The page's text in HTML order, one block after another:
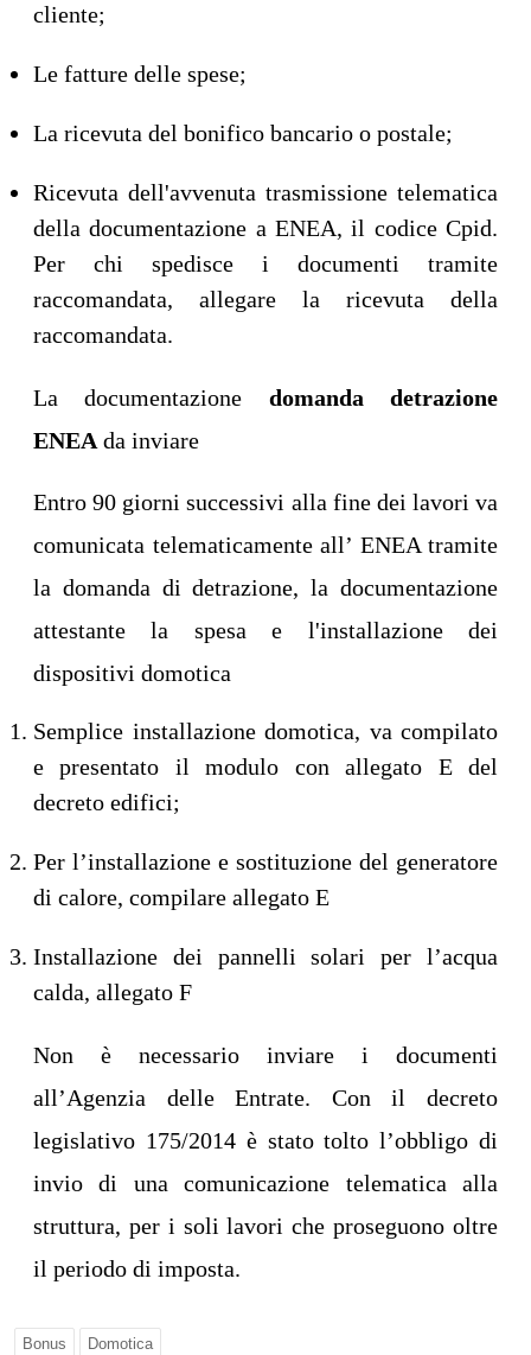
cliente;
Le fatture delle spese;
La ricevuta del bonifico bancario o postale;
Ricevuta dell'avvenuta trasmissione telematica
della documentazione a ENEA, il codice Cpid.
Per chi spedisce i documenti tramite
raccomandata, allegare la ricevuta della
raccomandata.
La documentazione domanda detrazione
ENEAda inviare
Entro 90 giorni successivi alla fine dei lavori va
comunicata telematicamente all’ ENEA tramite
la domanda di detrazione, la documentazione
attestante la spesa e l'installazione dei
dispositivi domotica
Semplice installazione domotica, va compilato
e presentato il modulo con allegato E del
decreto edifici;
Per l’installazione e sostituzione del generatore
di calore, compilare allegato E
Installazione dei pannelli solari per l’acqua
calda, allegato F
Non è necessario inviare i documenti
all’Agenzia delle Entrate. Con il decreto
legislativo 175/2014 è stato tolto l’obbligo di
invio di una comunicazione telematica alla
struttura, per i soli lavori che proseguono oltre
il periodo di imposta.
Bonus Domotica